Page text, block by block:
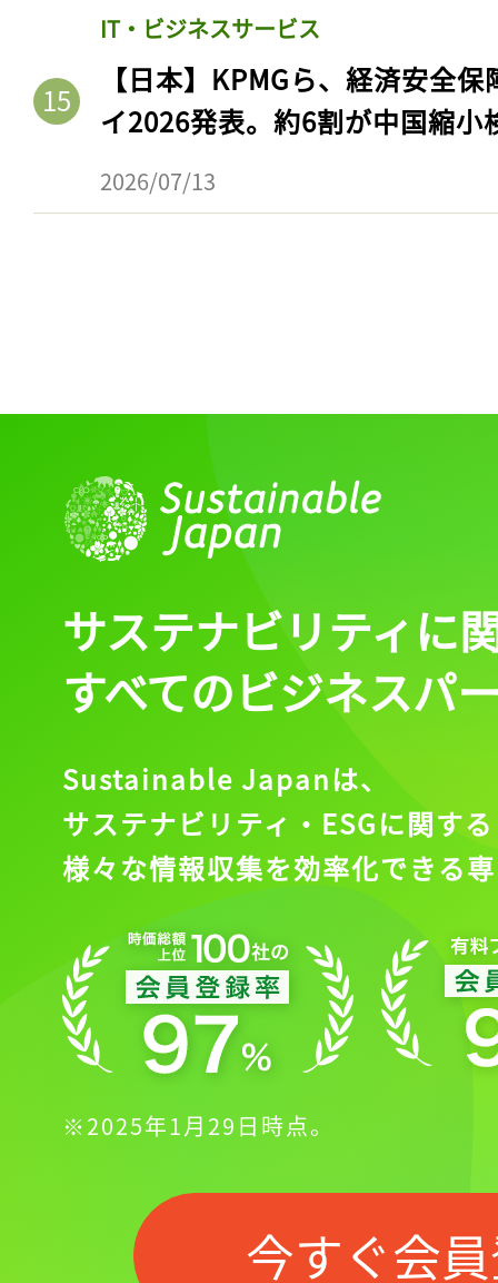
IT・ビジネスサービス
【日本】KPMGら、経済安全
イ2026発表。約6割が中国縮小
2026/07/13
サステナビリティに
すべてのビジネスパ
Sustainable Japanは、
サステナビリティ・ESGに関する
様々な情報収集を効率化できる
※2025年1月29日時点。
今すぐ会